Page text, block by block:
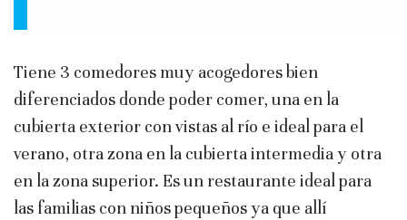
Tiene 3 comedores muy acogedores bien
diferenciados donde poder comer, una en la
cubierta exterior con vistas al río e ideal para el
verano, otra zona en la cubierta intermedia y otra
en la zona superior. Es un restaurante ideal para
las familias con niños pequeños ya que allí